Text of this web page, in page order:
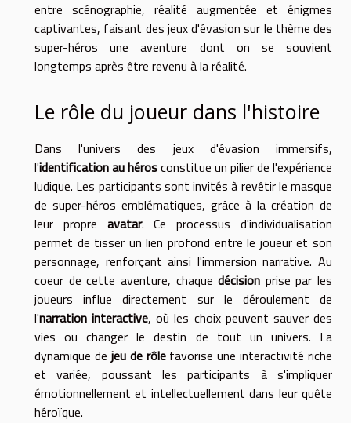
entre scénographie, réalité augmentée et énigmes
captivantes, faisant des jeux d'évasion sur le thème des
super-héros une aventure dont on se souvient
longtemps après être revenu à la réalité.
Le rôle du joueur dans l'histoire
Dans l'univers des jeux d'évasion immersifs,
l'identification au hérosconstitue un pilier de l'expérience
ludique. Les participants sont invités à revêtir le masque
de super-héros emblématiques, grâce à la création de
leur propre avatar. Ce processus d'individualisation
permet de tisser un lien profond entre le joueur et son
personnage, renforçant ainsi l'immersion narrative. Au
coeur de cette aventure, chaquedécision prise par les
joueurs influe directement sur le déroulement de
l'narration interactive, où les choix peuvent sauver des
vies ou changer le destin de tout un univers. La
dynamique de jeu de rôlefavorise une interactivité riche
et variée, poussant les participants à s'impliquer
émotionnellement et intellectuellement dans leur quête
héroïque.